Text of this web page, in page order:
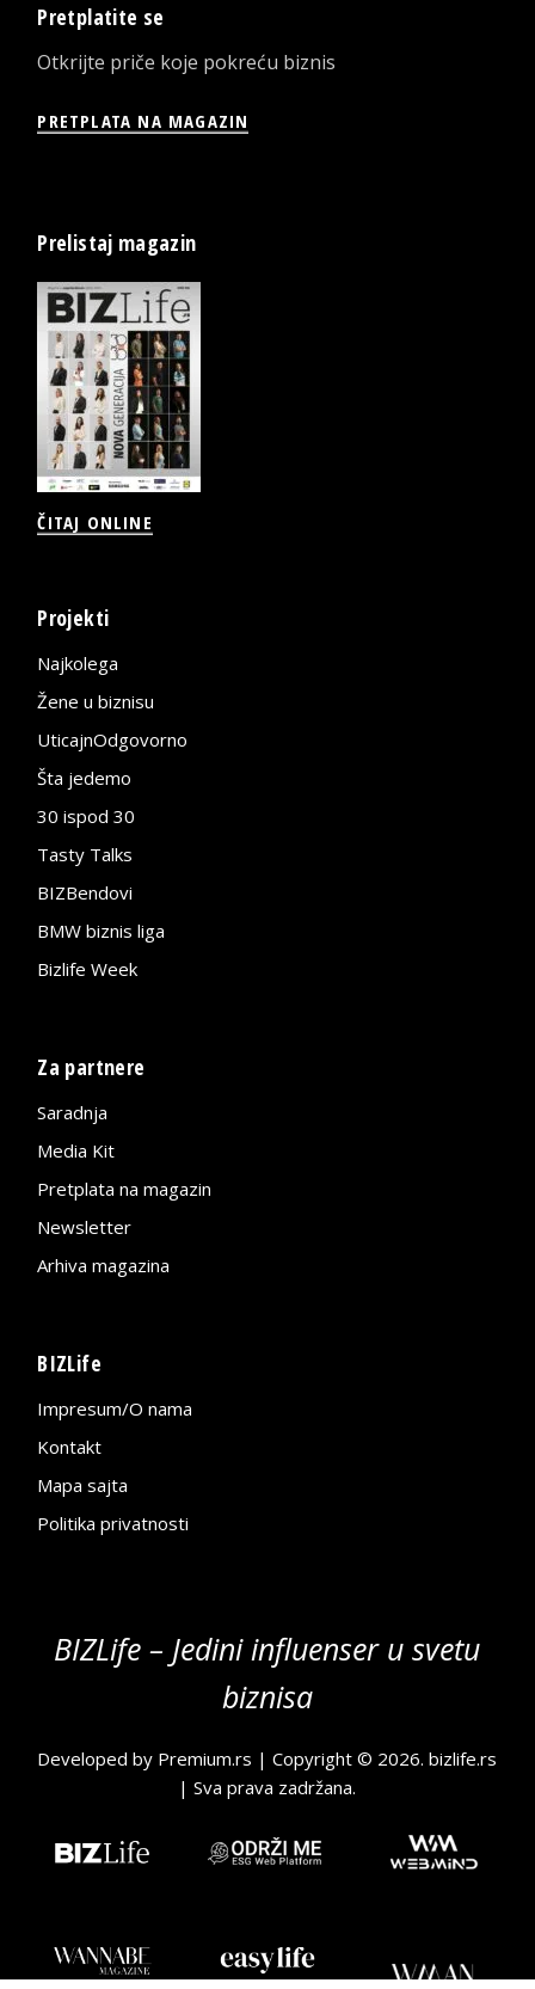
Pretplatite se
Otkrijte priče koje pokreću biznis
PRETPLATA NA MAGAZIN
Prelistaj magazin
ČITAJ ONLINE
Projekti
Najkolega
Žene u biznisu
UticajnOdgovorno
Šta jedemo
30 ispod 30
Tasty Talks
BIZBendovi
BMW biznis liga
Bizlife Week
Za partnere
Saradnja
Media Kit
Pretplata na magazin
Newsletter
Arhiva magazina
BIZLife
Impresum/O nama
Kontakt
Mapa sajta
Politika privatnosti
BIZLife – Jedini influenser u svetu
biznisa
Developed by Premium.rs | Copyright © 2026.bizlife.rs
| Sva prava zadržana.